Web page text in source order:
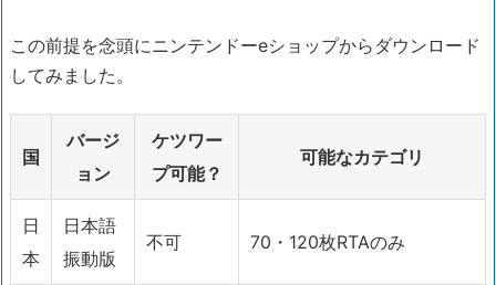
この前提を念頭にニンテンドーeショップからダウンロード
してみました。
国
バージ
ョン
ケツワー
プ可能？
可能なカテゴリ
日
本
日本語
振動版
不可 70・120枚RTAのみ